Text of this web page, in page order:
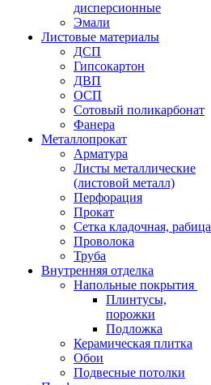
дисперсионные
Эмали
Листовые материалы
ДСП
Гипсокартон
ДВП
ОСП
Сотовый поликарбонат
Фанера
Металлопрокат
Арматура
Листы металлические
(листовой металл)
Перфорация
Прокат
Сетка кладочная, рабица
Проволока
Труба
Внутренняя отделка
Напольные покрытия
Плинтусы,
порожки
Подложка
Керамическая плитка
Обои
Подвесные потолки